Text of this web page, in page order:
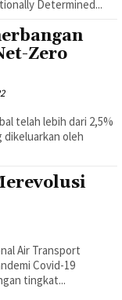
Determined...
Zero
telah lebih dari 2,5%
dikeluarkan oleh
Air Transport
Covid-19
tingkat...